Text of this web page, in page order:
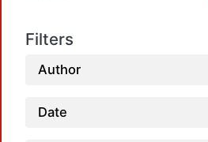
Filters
Author
Date